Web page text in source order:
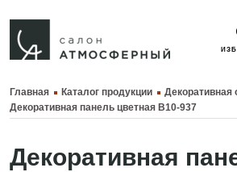
Главная Каталог продукции Декоративная
Декоративная панель цветная B10-937
Декоративная